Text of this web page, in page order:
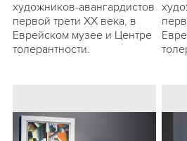
художников-авангардистов
первой трети ХХ века, в
Еврейском музее и Центре
толерантности.